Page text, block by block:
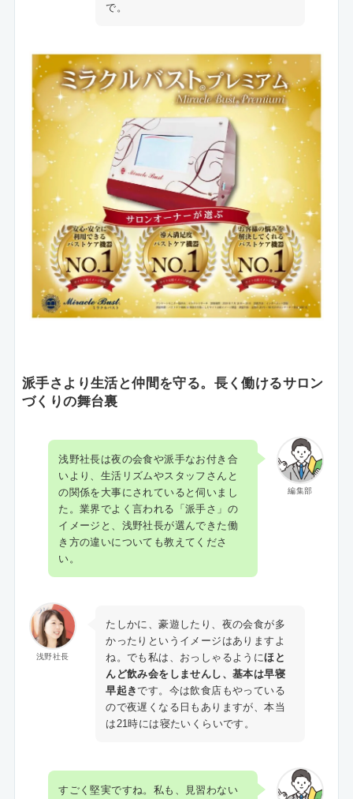
で。
派手さより生活と仲間を守る。長く働けるサロン
づくりの舞台裏
編集部
浅野社長は夜の会食や派手なお付き合
いより、生活リズムやスタッフさんと
の関係を大事にされていると伺いまし
た。業界でよく言われる「派手さ」の
イメージと、浅野社長が選んできた働
き方の違いについても教えてくださ
い。
浅野社長
たしかに、豪遊したり、夜の会食が多
かったりというイメージはありますよ
ね。でも私は、おっしゃるようにほと
んど飲み会をしませんし、基本は早寝
早起きです。今は飲食店もやっている
ので夜遅くなる日もありますが、本当
は21時には寝たいくらいです。
すごく堅実ですね。私も、見習わない